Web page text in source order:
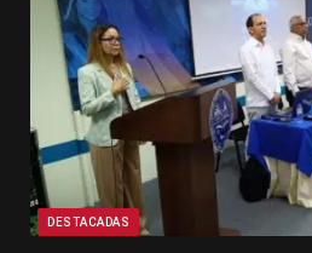
DESTACADAS